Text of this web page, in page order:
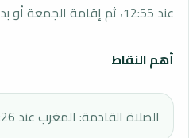
عند 12:55، ثم إقامة الجمعة أو بداية الصلاة عند 13:25.
أهم النقاط
الصلاة القادمة: المغرب عند 18:26.